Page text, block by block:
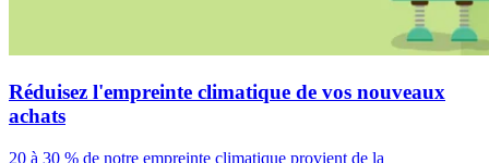
Réduisez l'empreinte climatique de vos nouveaux
achats
20 à 30 % de notre empreinte climatique provient de la